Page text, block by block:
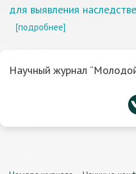
для выявления
[подробнее]
Научный журнал